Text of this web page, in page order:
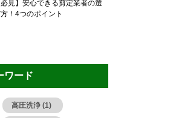
必見】安心できる剪定業者の選
！4つのポイント
ワード
高圧洗浄 (1)